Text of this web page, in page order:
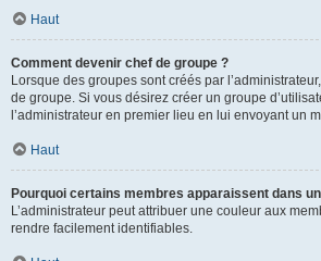
Haut
Comment devenir chef de groupe ?
Lorsque des groupes sont créés par
de groupe. Si vous désirez créer un groupe
l’administrateur en premier lieu en lui envoyant un
Haut
Pourquoi certains membres apparaissent dans
L’administrateur peut attribuer une couleur aux
rendre facilement identifiables.